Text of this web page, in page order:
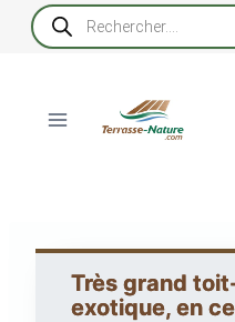
Recherche
de
produits
Très grand
exotique, en